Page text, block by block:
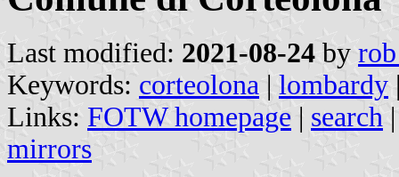
Last modified: 2021-08-24 by
Keywords: corteolona | lombardy
Links: FOTW homepage | search
mirrors